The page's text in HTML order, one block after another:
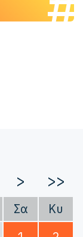
> >>
Σα
Κυ